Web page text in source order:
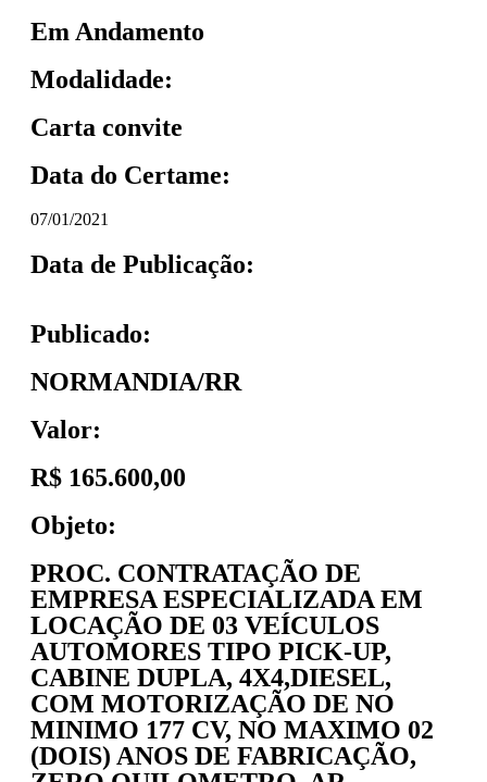
Em Andamento
Modalidade:
Carta convite
Data do Certame:
07/01/2021
Data de Publicação:
Publicado:
NORMANDIA/RR
Valor:
R$ 165.600,00
Objeto:
PROC. CONTRATAÇÃO DE
EMPRESA ESPECIALIZADA EM
LOCAÇÃO DE 03 VEÍCULOS
AUTOMORES TIPO PICK-UP,
CABINE DUPLA, 4X4,DIESEL,
COM MOTORIZAÇÃO DE NO
MINIMO 177 CV, NO MAXIMO 02
(DOIS) ANOS DE FABRICAÇÃO,